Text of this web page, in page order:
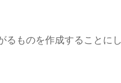
ものを作成することにし